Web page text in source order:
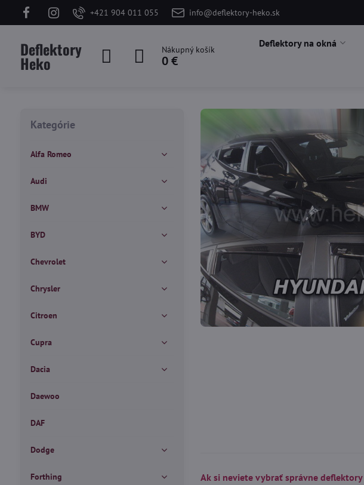
+421 904 011 055 info@deflektory-heko.sk
Deflektory
Heko
Nákupný košík
0 €
Deflektory na okná
Ak si neviete vybrať správne
Kategórie
Alfa Romeo
Audi
BMW
BYD
Chevrolet
Chrysler
Citroen
Cupra
Dacia
Daewoo
DAF
Dodge
Forthing